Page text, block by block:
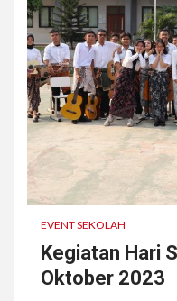
EVENT SEKOLAH
Kegiatan Hari
Oktober 2023